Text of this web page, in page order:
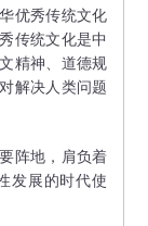
优秀传统文化
传统文化是中
精神、道德规
解决人类问题
阵地，肩负着
发展的时代使